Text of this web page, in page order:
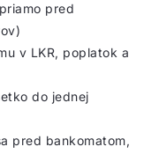
pred
v LKR, poplatok a
do jednej
pred bankomatom,